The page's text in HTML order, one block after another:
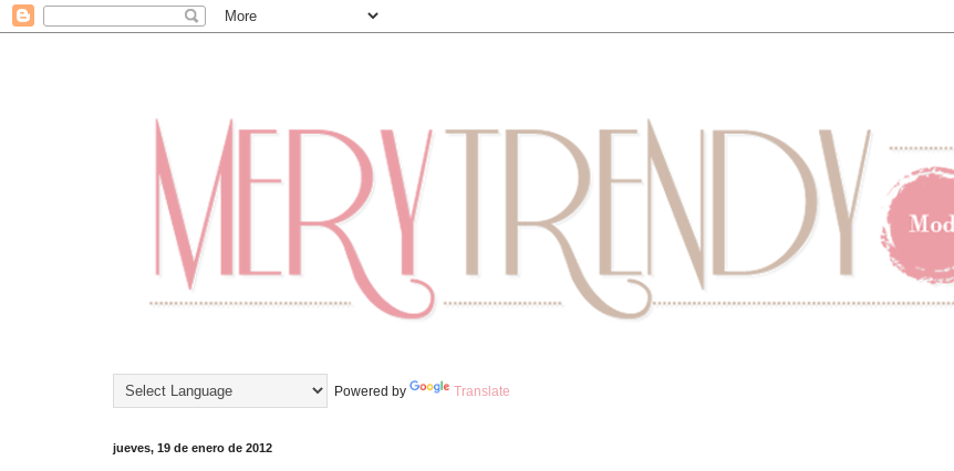
Powered by Translate
jueves, 19 de enero de 2012